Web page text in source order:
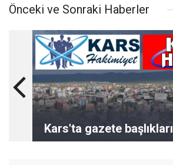
Önceki ve Sonraki Haberler
Kars'ta gazete başlıkları